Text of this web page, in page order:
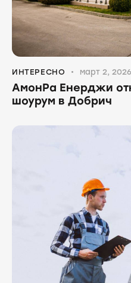
ИНТЕРЕСНО март 2, 2026
АмонРа Енерджи
шоурум в Добрич